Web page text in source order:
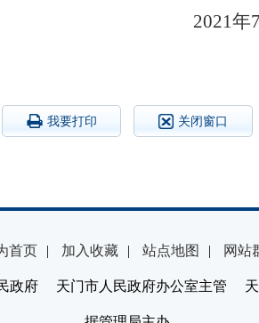
2021年
我要打印 关闭窗口
首页 | 加入收藏 | 站点地图 | 网站
政府 天门市人民政府办公室主管 天